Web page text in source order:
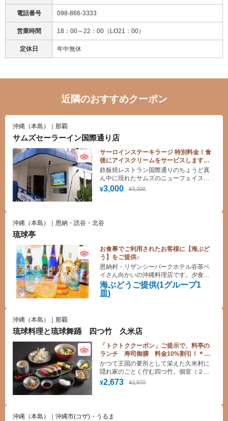
電話番号 098-866-3333
営業時間 18：00～22：00（LO21：00）
定休日 年中無休
近隣のおすすめクーポン
沖縄（本島）｜那覇
サムズセーラーイン国際通り店
サーロインステーキラージ 特別料金！食
後にアイスクリームをサービスします
♪（トクトククーポン、オリジナルメニュ
ー）
¥3,000 ¥3,300
鉄板焼レストラン国際通りのちょうど真
ん中に現れたサムズのニューフェイス
は、まるで大型旅客船の船内を思わせる
ユニークな雰囲気の鉄板焼レストラン。
沖縄（本島）｜恩納・読谷・北谷
琉球亭
お食事でご利用されたお客様に【海ぶど
う】をご提供♪
海ぶどうご提供(1グループ1
皿)
恩納村・リザンシーパークホテル谷茶ベ
イさん向かいの沖縄料理店です。夕食営
業時には、近隣ホテルさんへの送迎も承
ります。お気軽にお問い合わせ下さい。
沖縄（本島）｜那覇
琉球料理と琉球舞踊 四つ竹 久米店
「トクトククーポン」ご提示で、料亭の
ランチ 寿司御膳 料金10%割引！＊１
０名様より承ります。
¥2,673 ¥2,970
かつて王国の要所として栄えた久米村に
隠れ家のごとく佇む四つ竹。個室（２
階）とシアター（１階）からなる店内
で 高貴な味をまっすぐに継承した 宮
には琉球舞踊をご堪能頂けます。
沖縄（本島）｜沖縄市(コザ)・うるま